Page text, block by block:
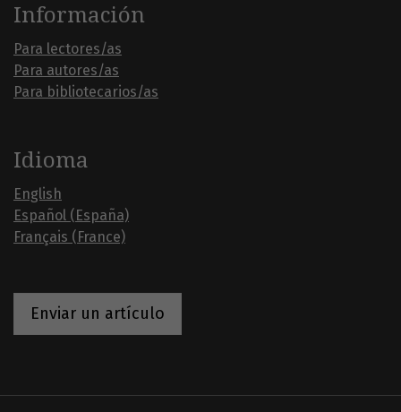
Información
Para lectores/as
Para autores/as
Para bibliotecarios/as
Idioma
English
Español (España)
Français (France)
Enviar un artículo